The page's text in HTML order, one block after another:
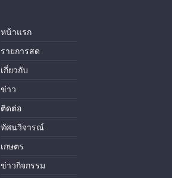
หน้าแรก
รายการสด
เกี่ยวกับ
ข่าว
ติดต่อ
ทัศนวิจารณ์
เกษตร
ข่าวกิจกรรม